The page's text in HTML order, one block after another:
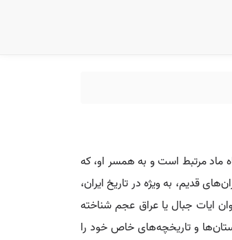
ماد مرتبط است و به همسر او، که
قدیم، به ویژه در تاریخ ایران،
ایات جبال یا عراق عجم شناخته
و تاریخچه‌های خاص خود را